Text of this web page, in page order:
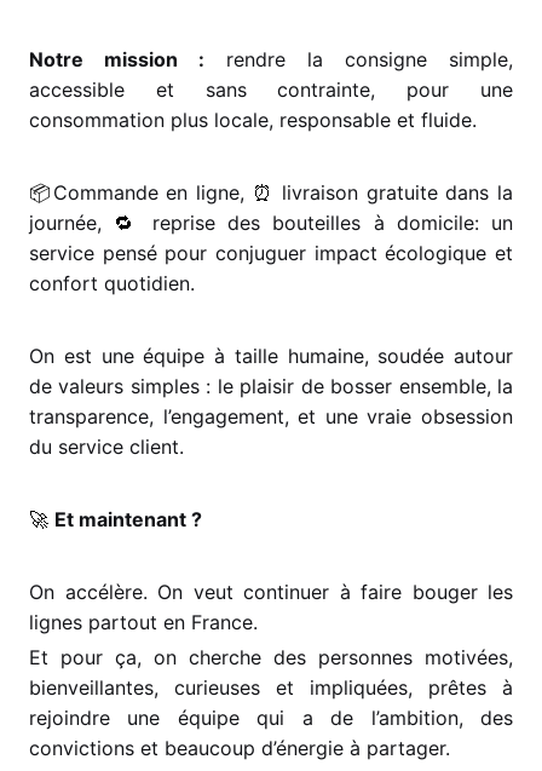
Notre mission : rendre la consigne simple,
accessible et sans contrainte, pour une
consommation plus locale, responsable et fluide.
📦 Commande en ligne, ⏰ livraison gratuite dans la
journée, 🔁 reprise des bouteilles à domicile: un
service pensé pour conjuguer impact écologique et
confort quotidien.
On est une équipe à taille humaine, soudée autour
de valeurs simples : le plaisir de bosser ensemble, la
transparence, l’engagement, et une vraie obsession
du service client.
🚀 Et maintenant ?
On accélère. On veut continuer à faire bouger les
lignes partout en France.
Et pour ça, on cherche des personnes motivées,
bienveillantes, curieuses et impliquées, prêtes à
rejoindre une équipe qui a de l’ambition, des
convictions et beaucoup d’énergie à partager.